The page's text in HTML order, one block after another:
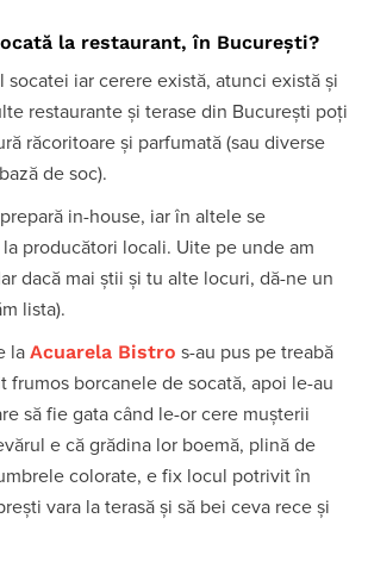
la restaurant, în București?
socatei iar cerere există, atunci există și
restaurante și terase din București poți
răcoritoare și parfumată (sau diverse
de soc).
in-house, iar în altele se
producători locali. Uite pe unde am
dacă mai știi și tu alte locuri, dă-ne un
lista).
la Acuarela Bistro s-au pus pe treabă
frumos borcanele de socată, apoi le-au
să fie gata când le-or cere mușterii
e că grădina lor boemă, plină de
colorate, e fix locul potrivit în
vara la terasă și să bei ceva rece și